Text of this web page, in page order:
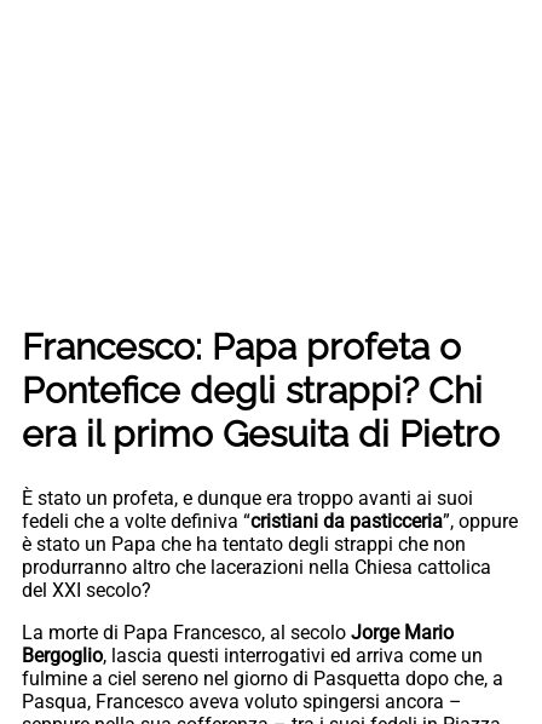
Francesco: Papa profeta o
Pontefice degli strappi? Chi
era il primo Gesuita di Pietro
È stato un profeta, e dunque era troppo avanti ai suoi
fedeli che a volte definiva “cristiani da pasticceria”, oppure
è stato un Papa che ha tentato degli strappi che non
produrranno altro che lacerazioni nella Chiesa cattolica
del XXI secolo?
La morte di Papa Francesco, al secolo Jorge Mario
Bergoglio, lascia questi interrogativi ed arriva come un
fulmine a ciel sereno nel giorno di Pasquetta dopo che, a
Pasqua, Francesco aveva voluto spingersi ancora –